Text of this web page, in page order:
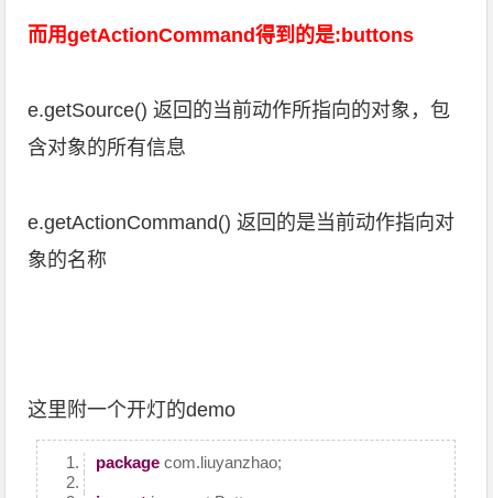
而用getActionCommand得到的是:buttons
e.getSource() 返回的当前动作所指向的对象，包
含对象的所有信息
e.getActionCommand() 返回的是当前动作指向对
象的名称
这里附一个开灯的demo
package com.liuyanzhao;